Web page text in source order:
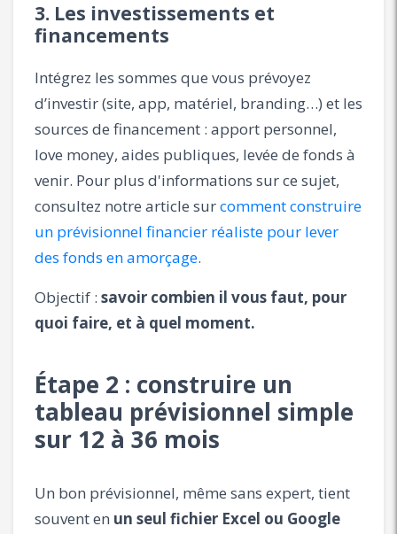
3. Les investissements et
financements
Intégrez les sommes que vous prévoyez
d’investir (site, app, matériel, branding…) et les
sources de financement : apport personnel,
love money, aides publiques, levée de fonds à
venir. Pour plus d'informations sur ce sujet,
consultez notre article surcomment construire
un prévisionnel financier réaliste pour lever
des fonds en amorçage.
Objectif : savoir combien il vous faut, pour
quoi faire, et à quel moment.
Étape 2 : construire un
tableau prévisionnel simple
sur 12 à 36 mois
Un bon prévisionnel, même sans expert, tient
souvent en un seul fichier Excel ou Google